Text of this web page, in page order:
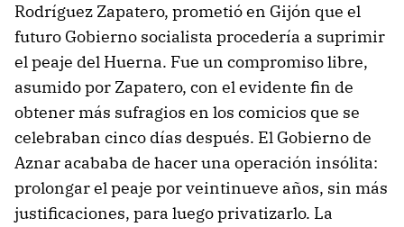
Rodríguez Zapatero, prometió en Gijón que el
futuro Gobierno socialista procedería a suprimir
el peaje del Huerna. Fue un compromiso libre,
asumido por Zapatero, con el evidente fin de
obtener más sufragios en los comicios que se
celebraban cinco días después. El Gobierno de
Aznar acababa de hacer una operación insólita:
prolongar el peaje por veintinueve años, sin más
justificaciones, para luego privatizarlo. La